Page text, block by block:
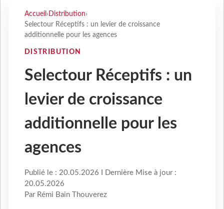
Accueil › Distribution›
Selectour Réceptifs : un levier de croissance
additionnelle pour les agences
DISTRIBUTION
Selectour Réceptifs : un
levier de croissance
additionnelle pour les
agences
Publié le : 20.05.2026 I Dernière Mise à jour :
20.05.2026
Par Rémi Bain Thouverez